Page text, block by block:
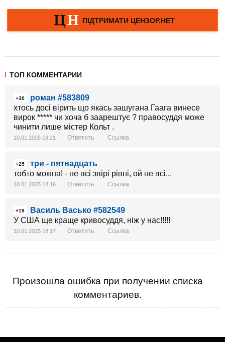
ТОП КОММЕНТАРИИ
+30
роман #583809
хтось досі вірить що якась зашугана Гаага винесе
вирок ***** чи хоча б заарештує ? правосуддя може
чинити лише містер Кольт .
10.01.2025 18:21 Ответить Ссылка
+25
три - пятнадцать
тобто можна! - не всі звірі рівні, ой не всі...
10.01.2025 18:16 Ответить Ссылка
+19
Василь Васько #582549
У США ще краще кривосуддя, ніж у нас!!!!!
10.01.2025 18:17 Ответить Ссылка
Произошла ошибка при получении списка
комментариев.